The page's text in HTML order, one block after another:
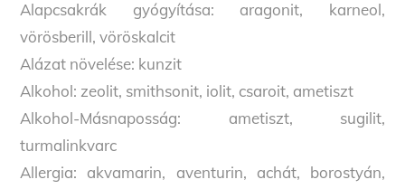
Alapcsakrák gyógyítása: aragonit, karneol,
vörösberill, vöröskalcit
Alázat növelése: kunzit
Alkohol: zeolit, smithsonit, iolit, csaroit, ametiszt
Alkohol-Másnaposság: ametiszt, sugilit,
turmalinkvarc
Allergia: akvamarin, aventurin, achát, borostyán,